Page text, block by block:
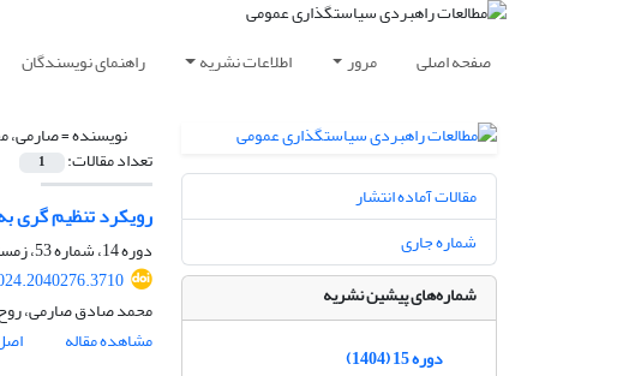
صفحه اصلی مرور اطلاعات نشریه راهنمای نویسندگان
نویسنده =صارمی،
تعداد مقالات: 1
رویکرد تنظیم گری
دوره 14، شماره 53، زمستان 1403، صفحه
محمد صادق صارمی، روح
مشاهده مقاله
مقالات آماده انتشار
شماره جاری
شماره‌های پیشین نشریه
دوره 15 (1404)